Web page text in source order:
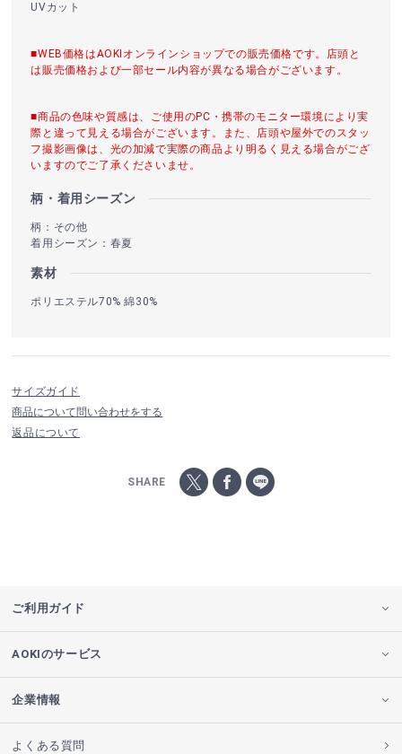
UVカット
■WEB価格はAOKIオンラインショップでの販売価格です。店頭と
は販売価格および一部セール内容が異なる場合がございます。
■商品の色味や質感は、ご使用のPC・携帯のモニター環境により実
際と違って見える場合がございます。また、店頭や屋外でのスタッ
フ撮影画像は、光の加減で実際の商品より明るく見える場合がござ
いますのでご了承くださいませ。
柄・着用シーズン
柄：その他
着用シーズン：春夏
素材
ポリエステル70% 綿30%
サイズガイド
商品について問い合わせをする
返品について
SHARE
ご利用ガイド
AOKIのサービス
企業情報
よくある質問